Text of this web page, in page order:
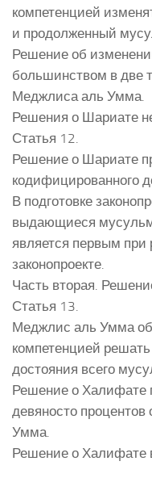
компетенцией
и продолженный
Решение об
большинством в две
Меджлиса аль Умма.
Решения о Шариате
Статья 12.
Решение о Шариате
кодифицированного
В подготовке
выдающиеся
является первым
законопроекте.
Часть вторая.
Статья 13.
Меджлис аль Умма
компетенцией
достояния всего
Решение о Халифате
девяносто
Умма.
Решение о Халифате